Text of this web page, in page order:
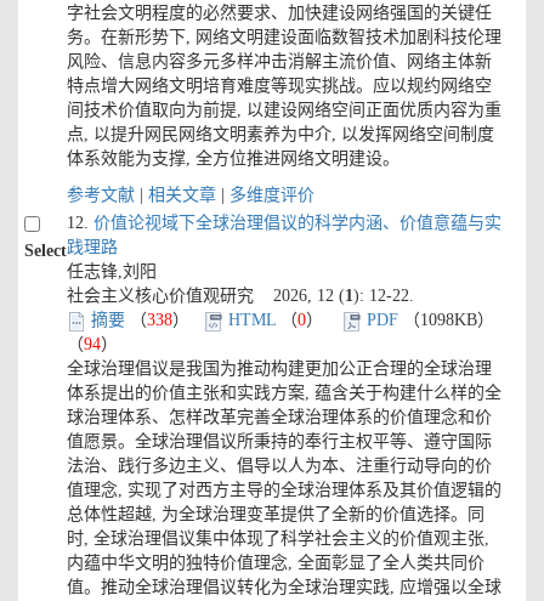
字社会文明程度的必然要求、加快建设网络强国的关键任
务。在新形势下, 网络文明建设面临数智技术加剧科技伦理
风险、信息内容多元多样冲击消解主流价值、网络主体新
特点增大网络文明培育难度等现实挑战。应以规约网络空
间技术价值取向为前提, 以建设网络空间正面优质内容为重
点, 以提升网民网络文明素养为中介, 以发挥网络空间制度
体系效能为支撑, 全方位推进网络文明建设。
参考文献| 相关文章| 多维度评价
Select
12. 价值论视域下全球治理倡议的科学内涵、价值意蕴与实
践理路
任志锋,刘阳
社会主义核心价值观研究 2026, 12 (1): 12-22.
摘要（338） HTML（0） PDF（1098KB）
（94）
全球治理倡议是我国为推动构建更加公正合理的全球治理
体系提出的价值主张和实践方案, 蕴含关于构建什么样的全
球治理体系、怎样改革完善全球治理体系的价值理念和价
值愿景。全球治理倡议所秉持的奉行主权平等、遵守国际
法治、践行多边主义、倡导以人为本、注重行动导向的价
值理念, 实现了对西方主导的全球治理体系及其价值逻辑的
总体性超越, 为全球治理变革提供了全新的价值选择。同
时, 全球治理倡议集中体现了科学社会主义的价值观主张,
内蕴中华文明的独特价值理念, 全面彰显了全人类共同价
值。推动全球治理倡议转化为全球治理实践, 应增强以全球